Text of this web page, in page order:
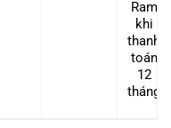
Ram
khi
thanh
toán
12
tháng